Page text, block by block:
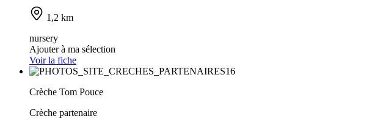
1,2 km
nursery
Ajouter à ma sélection
Voir la fiche
Crèche Tom Pouce
Crèche partenaire